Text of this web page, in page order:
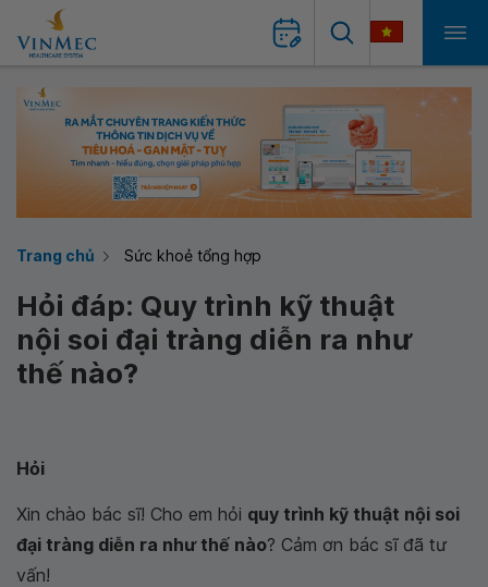
Trang chủ Sức khoẻ tổng hợp
Hỏi đáp: Quy trình kỹ thuật
nội soi đại tràng diễn ra như
thế nào?
Hỏi
Xin chào bác sĩ! Cho em hỏi quy trình kỹ thuật nội soi
đại tràng diễn ra như thế nào? Cảm ơn bác sĩ đã tư
vấn!